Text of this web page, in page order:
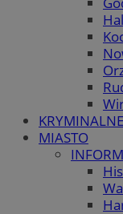
KRYMINALNE
MIASTO